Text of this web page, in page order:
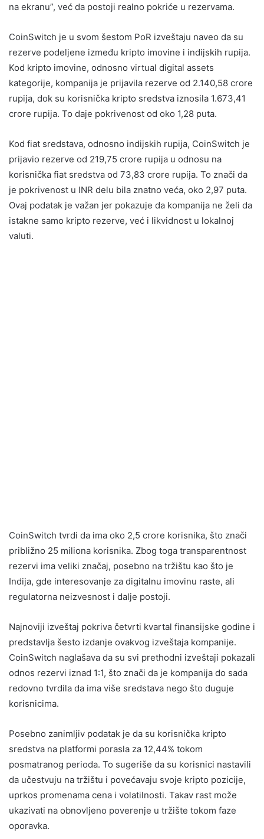
na ekranu”, već da postoji realno pokriće u rezervama.
CoinSwitch je u svom šestom PoR izveštaju naveo da su
rezerve podeljene između kripto imovine i indijskih rupija.
Kod kripto imovine, odnosno virtual digital assets
kategorije, kompanija je prijavila rezerve od 2.140,58 crore
rupija, dok su korisnička kripto sredstva iznosila 1.673,41
crore rupija. To daje pokrivenost od oko 1,28 puta.
Kod fiat sredstava, odnosno indijskih rupija, CoinSwitch je
prijavio rezerve od 219,75 crore rupija u odnosu na
korisnička fiat sredstva od 73,83 crore rupija. To znači da
je pokrivenost u INR delu bila znatno veća, oko 2,97 puta.
Ovaj podatak je važan jer pokazuje da kompanija ne želi da
istakne samo kripto rezerve, već i likvidnost u lokalnoj
valuti.
CoinSwitch tvrdi da ima oko 2,5 crore korisnika, što znači
približno 25 miliona korisnika. Zbog toga transparentnost
rezervi ima veliki značaj, posebno na tržištu kao što je
Indija, gde interesovanje za digitalnu imovinu raste, ali
regulatorna neizvesnost i dalje postoji.
Najnoviji izveštaj pokriva četvrti kvartal finansijske godine i
predstavlja šesto izdanje ovakvog izveštaja kompanije.
CoinSwitch naglašava da su svi prethodni izveštaji pokazali
odnos rezervi iznad 1:1, što znači da je kompanija do sada
redovno tvrdila da ima više sredstava nego što duguje
korisnicima.
Posebno zanimljiv podatak je da su korisnička kripto
sredstva na platformi porasla za 12,44% tokom
posmatranog perioda. To sugeriše da su korisnici nastavili
da učestvuju na tržištu i povećavaju svoje kripto pozicije,
uprkos promenama cena i volatilnosti. Takav rast može
ukazivati na obnovljeno poverenje u tržište tokom faze
oporavka.